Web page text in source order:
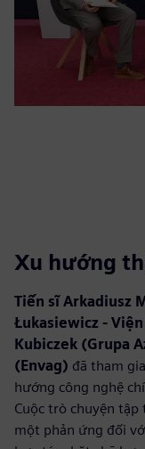
Xu hướng
Tiến sĩ Arkadiusz
Łukasiewicz -
Kubiczek (Grupa
(Envag) đã tham
hướng công nghệ
Cuộc trò chuyện
một phản ứng đối